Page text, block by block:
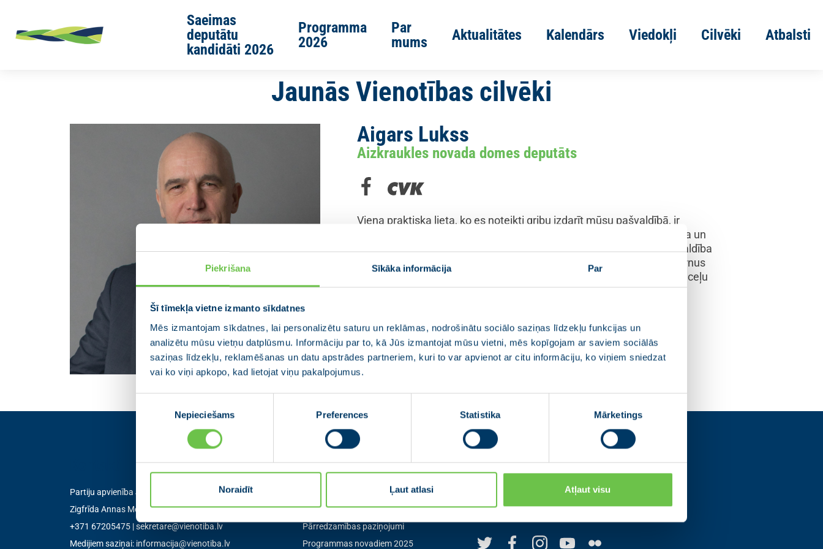
Piekrišana Sīkāka informācija Par
Šī tīmekļa vietne izmanto sīkdatnes
Mēs izmantojam sīkdatnes, lai personalizētu saturu un reklāmas, nodrošinātu sociālo saziņas līdzekļu funkcijas un
analizētu mūsu vietņu datplūsmu. Informāciju par to, kā Jūs izmantojat mūsu vietni, mēs kopīgojam ar saviem sociālās
saziņas līdzekļu, reklamēšanas un datu apstrādes partneriem, kuri to var apvienot ar citu informāciju, ko viņiem sniedzat
vai ko viņi apkopo, kad lietojat viņu pakalpojumus.
izvēle
Nepieciešams Preferences Statistika Mārketings
Noraidīt Ļaut atlasi Atļaut visu
Saeimas
deputātu
kandidāti 2026
Programma
2026
Par
mums
Aktualitātes Kalendārs Viedokļi Cilvēki Atbalsti
Jaunās Vienotības cilvēki
Aigars Lukss
Aizkraukles novada domes deputāts
Viena praktiska lieta, ko es noteikti gribu izdarīt mūsu pašvaldībā, ir
izveidot un ieviest efektīvu pašvaldības struktūru, kura būtu pieejama un
sasniedzama ikvienam novada iedzīvotājam. Vēlos panākt, lai pašvaldība
prioritāri atbalstītu sociāli mazaizsargātas sabiedrības grupas un bērnus
un jauniešus. Manas prioritātes pašvaldības investīcijām būs ielu un ceļu
uzturēšana un atjaunošana visa novada teritorijā un Eiropas līmeņa
Partiju apvienība Jaunā VIENOTĪBA
Zigfrīda Annas Meierovica bulvāris 12-3, Rīga, LV-1050
+371 67205475 |sekretare@vienotiba.lv
Medijiem saziņai: informacija@vienotiba.lv
Izvēlne
Jaunās Vienotības statūti
Pārredzamības paziņojumi
Programmas novadiem 2025
Seko mums
Seko mums sociālajos tīklos un uzzini
pirmais par aktuālajām norisēm.